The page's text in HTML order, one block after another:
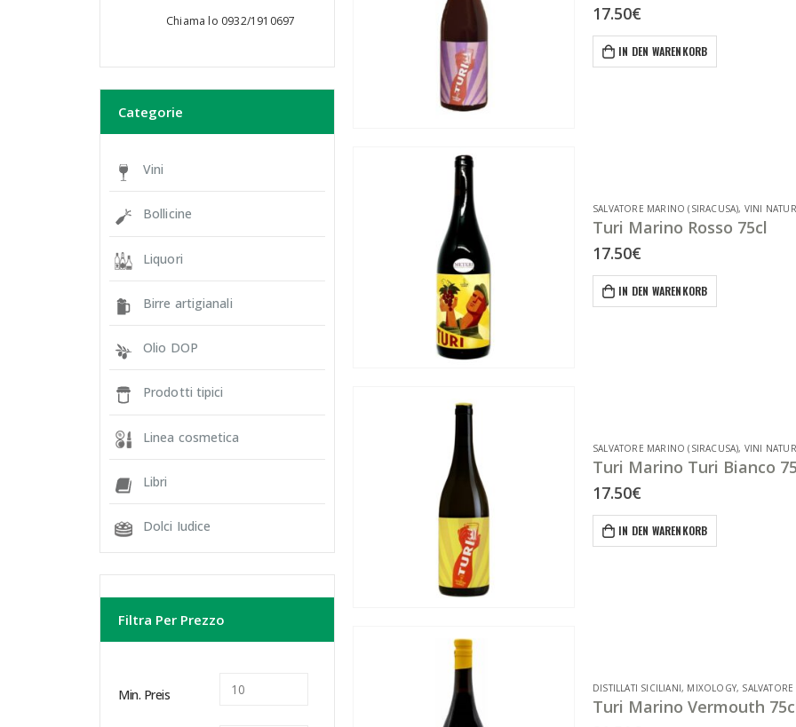
17.50€
IN DEN WARENKORB
SALVATORE MARINO (SIRACUSA), VINI
Turi Marino Rosso 75cl
17.50€
IN DEN WARENKORB
SALVATORE MARINO (SIRACUSA), VINI
Turi Marino Turi Bianco
17.50€
IN DEN WARENKORB
DISTILLATI SICILIANI, MIXOLOGY,
Turi Marino Vermouth
Chiama lo 0932/1910697
Categorie
Vini
Bollicine
Liquori
Birre artigianali
Olio DOP
Prodotti tipici
Linea cosmetica
Libri
Dolci Iudice
Filtra Per Prezzo
Min. Preis